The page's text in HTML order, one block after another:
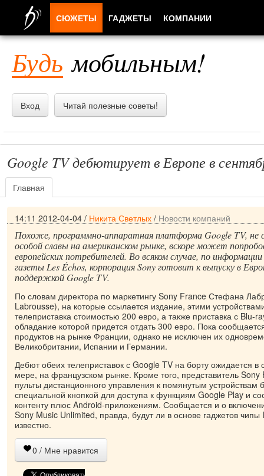
Будь мобильным!
Вход Читай полезные советы!
Google TV дебютирует в Европе в
Главная
14:11 2012-04-04 / Никита Светлых / Новости компаний
Похоже, программно-аппаратная платформа Google TV, не
особой славы на американском рынке, вскоре может
европейских потребителей. Во всяком случае, по
газеты Les Échos, корпорация Sony готовит к выпуску в
поддержкой Google TV.
По словам директора по маркетингу Sony France Стефана
Labrousse), на которые ссылается издание, этими
телеприставка стоимостью 200 евро, а также приставка с Blu-
обладание которой придется отдать 300 евро. Пока
продуктов на рынке Франции, однако не исключен их
Великобритании, Испании и Германии.
Дебют обеих телеприставок с Google TV на борту ожидается в
мере, на французском рынке. Кроме того, представитель Sony
пульты дистанционного управления к помянутым устройствам
специальной кнопкой для доступа к функциям Google Play и
контенту плюс Android-приложениям. Сообщается и о
Sony Music Unlimited, правда, будут ли в основе гаджетов
известно.
0 / Мне нравится
СЮЖЕТЫ ГАДЖЕТЫ КОМПАНИИ
ПРИЛОЖЕНИЯ